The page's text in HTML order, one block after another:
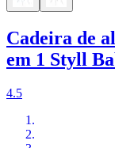
Cadeira de
em 1 Styll
4.5